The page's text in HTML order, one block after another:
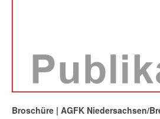
Broschüre | AGFK Niedersachsen/